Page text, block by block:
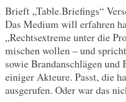
Brieft „Table.Briefings“
Das Medium will erfahren
„Rechtsextreme unter die
mischen wollen – und
sowie Brandanschlägen
einiger Akteure. Passt, die
ausgerufen. Oder war das